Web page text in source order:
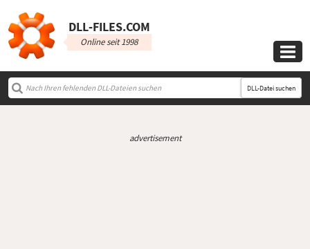
DLL‑FILES.COM
Online seit 1998

DLL-Datei suchen
advertisement